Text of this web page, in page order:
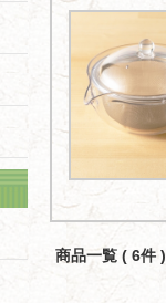
商品一覧 ( 6件 )